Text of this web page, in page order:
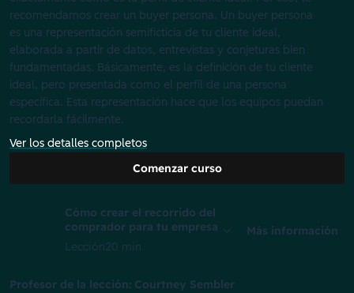
recomendamos crear un buyer persona. Un buyer persona
es una representación semificticia de tu cliente ideal,
elaborada a partir de datos, entrevistas y conjeturas bien
fundamentadas. Básicamente, es la definición de tu cliente
ideal, pero presentada como el perfil de una persona
específica. Esta representación hace que los equipos puedan
recordarla fácilmente.
Ver los detalles completos
Comenzar curso
Cómo crear el recorrido del
comprador para tu empresa
Lección20 min
Más información
Profesor de la lección: Courtney Sembler